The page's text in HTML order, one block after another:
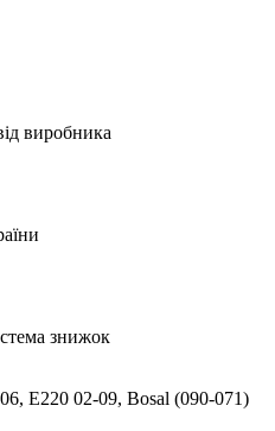
виробника
знижок
E220 02-09, Bosal (090-071)